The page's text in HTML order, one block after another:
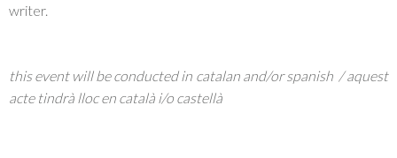
writer.
this event will be conducted in catalan and/or spanish / aquest
acte tindrà lloc en català i/o castellà